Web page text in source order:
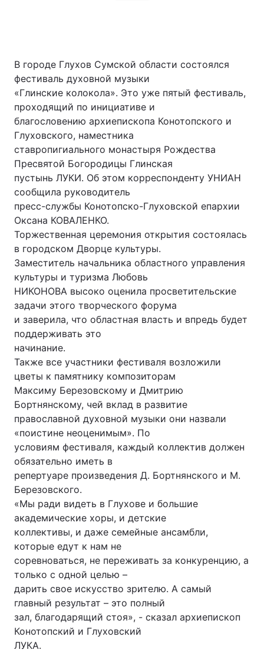
Головна Війна
Політика
Економіка
Спорт Наука
Техно і зв'язок Лайт
Зброя Інциденти
Здоров'я Туризм
Погода
Екологія
Лонгріди
Відео з Youtube Статті
Архів Вакансії
Контакти
В городе Глухов Сумской области состоялся
фестиваль духовной музыки
«Глинские колокола». Это уже пятый фестиваль,
проходящий по инициативе и
благословению архиепископа Конотопского и
Глуховского, наместника
ставропигиального монастыря Рождества
Пресвятой Богородицы Глинская
пустынь ЛУКИ. Об этом корреспонденту УНИАН
сообщила руководитель
пресс-службы Конотопско-Глуховской епархии
Оксана КОВАЛЕНКО.
Торжественная церемония открытия состоялась
в городском Дворце культуры.
Заместитель начальника областного управления
культуры и туризма Любовь
НИКОНОВА высоко оценила просветительские
задачи этого творческого форума
и заверила, что областная власть и впредь будет
поддерживать это
начинание.
Также все участники фестиваля возложили
цветы к памятнику композиторам
Максиму Березовскому и Дмитрию
Бортнянскому, чей вклад в развитие
православной духовной музыки они назвали
«поистине неоценимым». По
условиям фестиваля, каждый коллектив должен
обязательно иметь в
репертуаре произведения Д. Бортнянского и М.
Березовского.
«Мы ради видеть в Глухове и большие
академические хоры, и детские
коллективы, и даже семейные ансамбли,
которые едут к нам не
соревноваться, не переживать за конкуренцию, а
только с одной целью –
дарить свое искусство зрителю. А самый
главный результат – это полный
зал, благодарящий стоя», - сказал архиепископ
Конотопский и Глуховский
ЛУКА.